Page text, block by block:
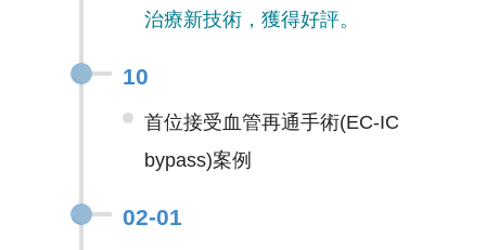
治療新技術，獲得好評。
10
首位接受血管再通手術(EC-IC
bypass)案例
02-01